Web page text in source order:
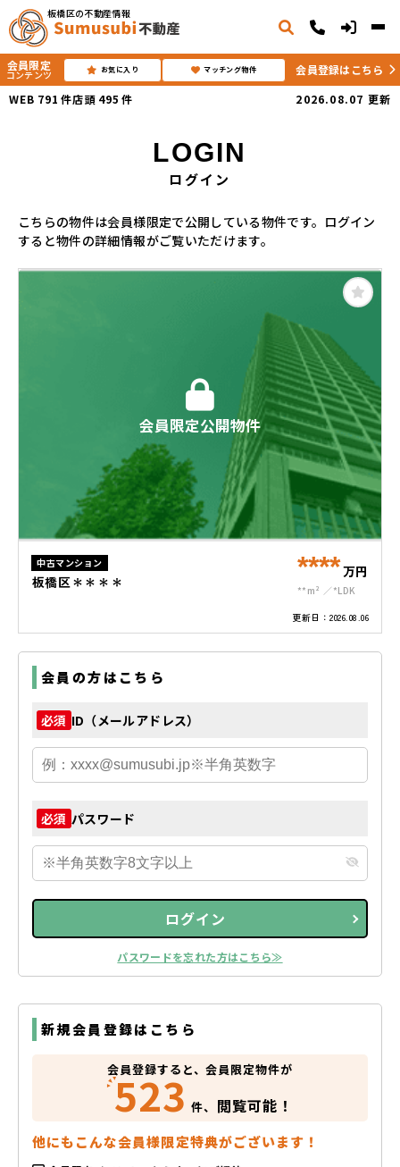
板橋区の不動産情報
会員限定
コンテンツ お気に入り マッチング物件
会員登録はこちら
WEB 791 件店頭 495 件 2026.08.07 更新
LOGIN
ログイン
こちらの物件は会員様限定で公開している物件です。ログイン
すると物件の詳細情報がご覧いただけます。
会員限定公開物件
中古マンション
板橋区＊＊＊＊ ****万円
**m²
*LDK
更新日： 2026.08.06
会員の方はこちら
必須 ID（メールアドレス）
必須 パスワード
ログイン
パスワードを忘れた方はこちら≫
新規会員登録はこちら
会員登録すると、会員限定物件が
523 件、 閲覧可能！
他にもこんな会員様限定特典がございます！